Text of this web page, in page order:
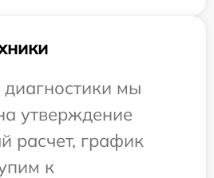
мы
утверждение
расчет, график
к